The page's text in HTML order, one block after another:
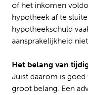
of het inkomen
hypotheek af te
hypotheekschuld
aansprakelijkheid
Het belang van
Juist daarom is goed
groot belang. Een